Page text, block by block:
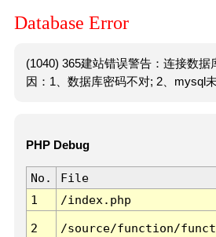
Database Error
(1040) 365建站错误警告：连接数据
因：1、数据库密码不对; 2、mysql未
PHP Debug
No. File
1
/index.php
2 /source/function/